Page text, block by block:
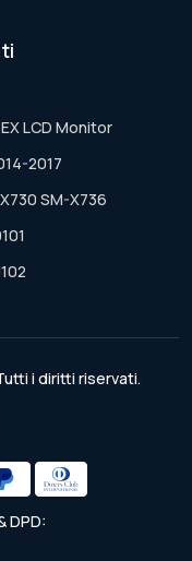
LCD Monitor
2017
SM-X736
i diritti riservati.
DPD: